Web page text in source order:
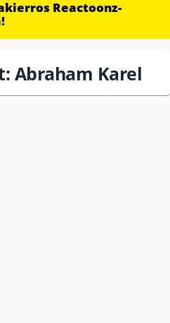
Reactoonz-
Abraham Karel